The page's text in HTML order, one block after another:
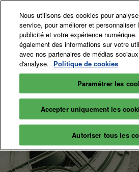
contenu
12-15 Nov. 2026
Grand Palais
Nous utilisons des cookies pour
service, pour améliorer et personnaliser
publicité et votre expérience
également des informations sur votre
avec nos partenaires de médias
d'analyse. Politique de cookies
Paramétrer les
Accepter uniquement les
Autoriser tous les